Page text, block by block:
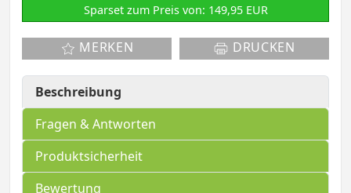
Sparset zum Preis von: 149,95 EUR
MERKEN DRUCKEN
Beschreibung
Fragen & Antworten
Produktsicherheit
Bewertung